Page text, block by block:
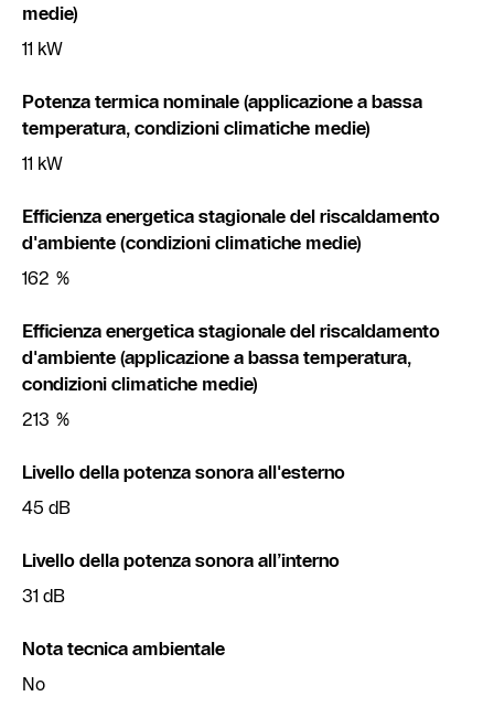
medie)
11 kW
Potenza termica nominale (applicazione a bassa
temperatura, condizioni climatiche medie)
11 kW
Efficienza energetica stagionale del riscaldamento
d'ambiente (condizioni climatiche medie)
162 %
Efficienza energetica stagionale del riscaldamento
d'ambiente (applicazione a bassa temperatura,
condizioni climatiche medie)
213 %
Livello della potenza sonora all'esterno
45 dB
Livello della potenza sonora all’interno
31 dB
Nota tecnica ambientale
No